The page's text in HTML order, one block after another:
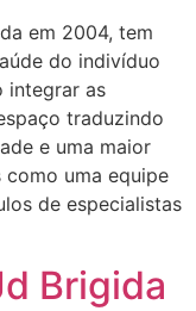
em 2004, tem
do indivíduo
integrar as
traduzindo
e uma maior
uma equipe
de especialistas
Brigida